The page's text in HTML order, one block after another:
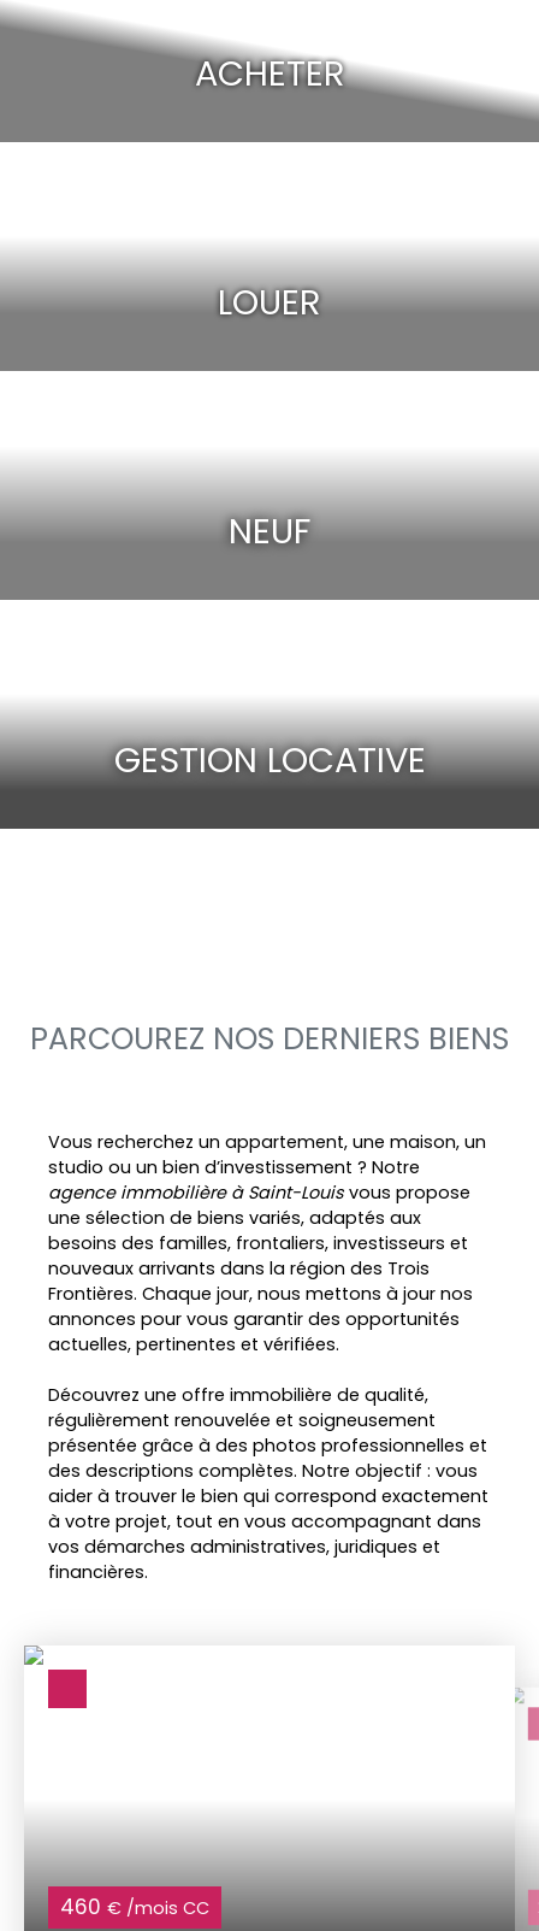
ACHETER
LOUER
NEUF
GESTION LOCATIVE
PARCOUREZ NOS DERNIERS BIENS
Vous recherchez un appartement, une maison, un
studio ou un bien d’investissement ? Notre
agence immobilière à Saint-Louis vous propose
une sélection de biens variés, adaptés aux
besoins des familles, frontaliers, investisseurs et
nouveaux arrivants dans la région des Trois
Frontières. Chaque jour, nous mettons à jour nos
annonces pour vous garantir des opportunités
actuelles, pertinentes et vérifiées.
Découvrez une offre immobilière de qualité,
régulièrement renouvelée et soigneusement
présentée grâce à des photos professionnelles et
des descriptions complètes. Notre objectif : vous
aider à trouver le bien qui correspond exactement
à votre projet, tout en vous accompagnant dans
vos démarches administratives, juridiques et
financières.
460 € /mois CC